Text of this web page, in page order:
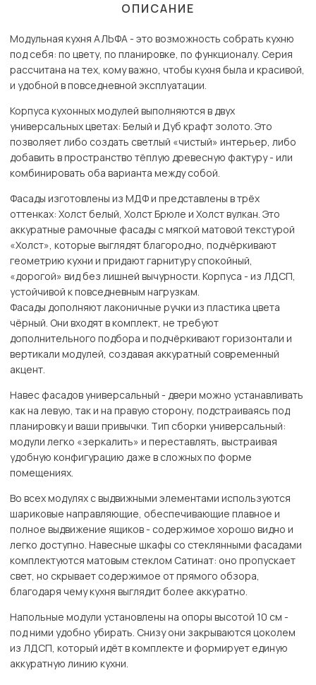
ОПИСАНИЕ
Модульная кухня АЛЬФА - это возможность собрать кухню
под себя: по цвету, по планировке, по функционалу. Серия
рассчитана на тех, кому важно, чтобы кухня была и красивой,
и удобной в повседневной эксплуатации.
Корпуса кухонных модулей выполняются в двух
универсальных цветах: Белый и Дуб крафт золото. Это
позволяет либо создать светлый «чистый» интерьер, либо
добавить в пространство тёплую древесную фактуру - или
комбинировать оба варианта между собой.
Фасады изготовлены из МДФ и представлены в трёх
оттенках: Холст белый, Холст Брюле и Холст вулкан. Это
аккуратные рамочные фасады с мягкой матовой текстурой
«Холст», которые выглядят благородно, подчёркивают
геометрию кухни и придают гарнитуру спокойный,
«дорогой» вид без лишней вычурности. Корпуса - из ЛДСП,
устойчивой к повседневным нагрузкам.
Фасады дополняют лаконичные ручки из пластика цвета
чёрный. Они входят в комплект, не требуют
дополнительного подбора и подчёркивают горизонтали и
вертикали модулей, создавая аккуратный современный
акцент.
Навес фасадов универсальный - двери можно устанавливать
как на левую, так и на правую сторону, подстраиваясь под
планировку и ваши привычки. Тип сборки универсальный:
модули легко «зеркалить» и переставлять, выстраивая
удобную конфигурацию даже в сложных по форме
помещениях.
Во всех модулях с выдвижными элементами используются
шариковые направляющие, обеспечивающие плавное и
полное выдвижение ящиков - содержимое хорошо видно и
легко доступно. Навесные шкафы со стеклянными фасадами
комплектуются матовым стеклом Сатинат: оно пропускает
свет, но скрывает содержимое от прямого обзора,
благодаря чему кухня выглядит более аккуратно.
Напольные модули установлены на опоры высотой 10 см -
под ними удобно убирать. Снизу они закрываются цоколем
из ЛДСП, который идёт в комплекте и формирует единую
аккуратную линию кухни.